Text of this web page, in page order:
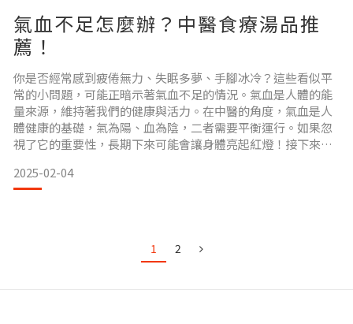
氣血不足怎麼辦？中醫食療湯品推
薦！
你是否經常感到疲倦無力、失眠多夢、手腳冰冷？這些看似平
常的小問題，可能正暗示著氣血不足的情況。氣血是人體的能
量來源，維持著我們的健康與活力。在中醫的角度，氣血是人
體健康的基礎，氣為陽、血為陰，二者需要平衡運行。如果忽
視了它的重要性，長期下來可能會讓身體亮起紅燈！接下來，
理。氣血不足的症狀，你中了幾項？氣血不足的表現其實非常
日常，但卻容易被忽略：疲倦無力：即使睡足八小時，仍然感
2025-02-04
1 2